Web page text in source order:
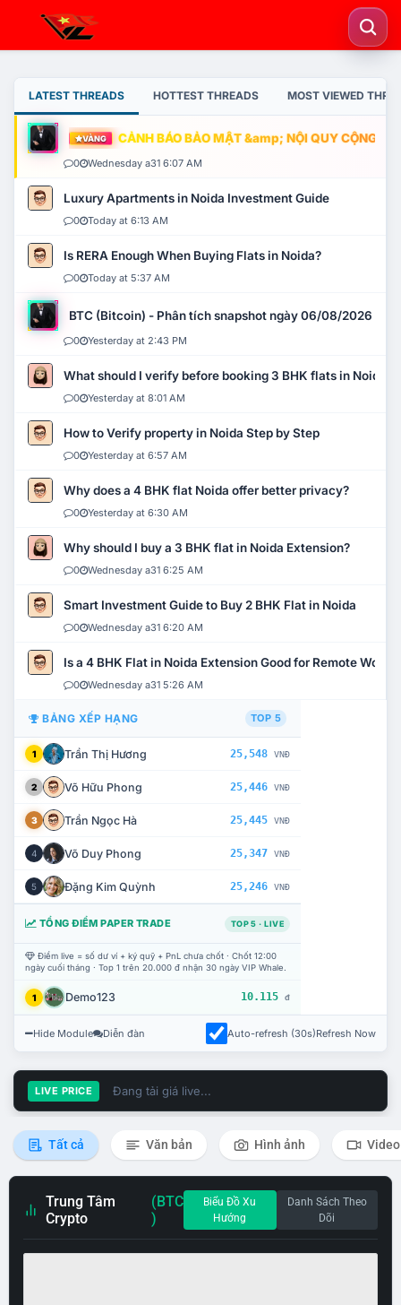
LATEST THREADS HOTTEST THREADS MOST VIEWED
VÀNG CẢNH BÁO BẢO MẬT &amp; NỘI QUY CỘNG
0 Wednesday a31 6:07 AM
Luxury Apartments in Noida Investment Guide
0 Today at 6:13 AM
Is RERA Enough When Buying Flats in Noida?
0 Today at 5:37 AM
BTC (Bitcoin) - Phân tích snapshot ngày 06/08/2026
0 Yesterday at 2:43 PM
What should I verify before booking 3 BHK flats in Noida?
0 Yesterday at 8:01 AM
How to Verify property in Noida Step by Step
0 Yesterday at 6:57 AM
Why does a 4 BHK flat Noida offer better privacy?
0 Yesterday at 6:30 AM
Why should I buy a 3 BHK flat in Noida Extension?
0 Wednesday a31 6:25 AM
Smart Investment Guide to Buy 2 BHK Flat in Noida
0 Wednesday a31 6:20 AM
Is a 4 BHK Flat in Noida Extension Good for Remote Work?
0 Wednesday a31 5:26 AM
BẢNG XẾP HẠNG TOP 5
1 Trần Thị Hương 25,548 VNĐ
2 Võ Hữu Phong 25,446 VNĐ
3 Trần Ngọc Hà 25,445 VNĐ
4 Võ Duy Phong 25,347 VNĐ
5 Đặng Kim Quỳnh 25,246 VNĐ
TỔNG ĐIỂM PAPER TRADE TOP 5 · LIVE
Điểm live = số dư ví + ký quỹ + PnL chưa chốt · Chốt 12:00
ngày cuối tháng · Top 1 trên 20.000 đ nhận 30 ngày VIP Whale.
1 Demo123 10.115 đ
Hide Module Diễn đàn Auto-refresh (30s)Refresh Now
LIVE PRICE Đang tải giá live...
Tất cả Văn bản Hình ảnh Video
Trung Tâm
Crypto
(BTC
)
Biểu Đồ Xu
Hướng
Danh Sách Theo
Dõi